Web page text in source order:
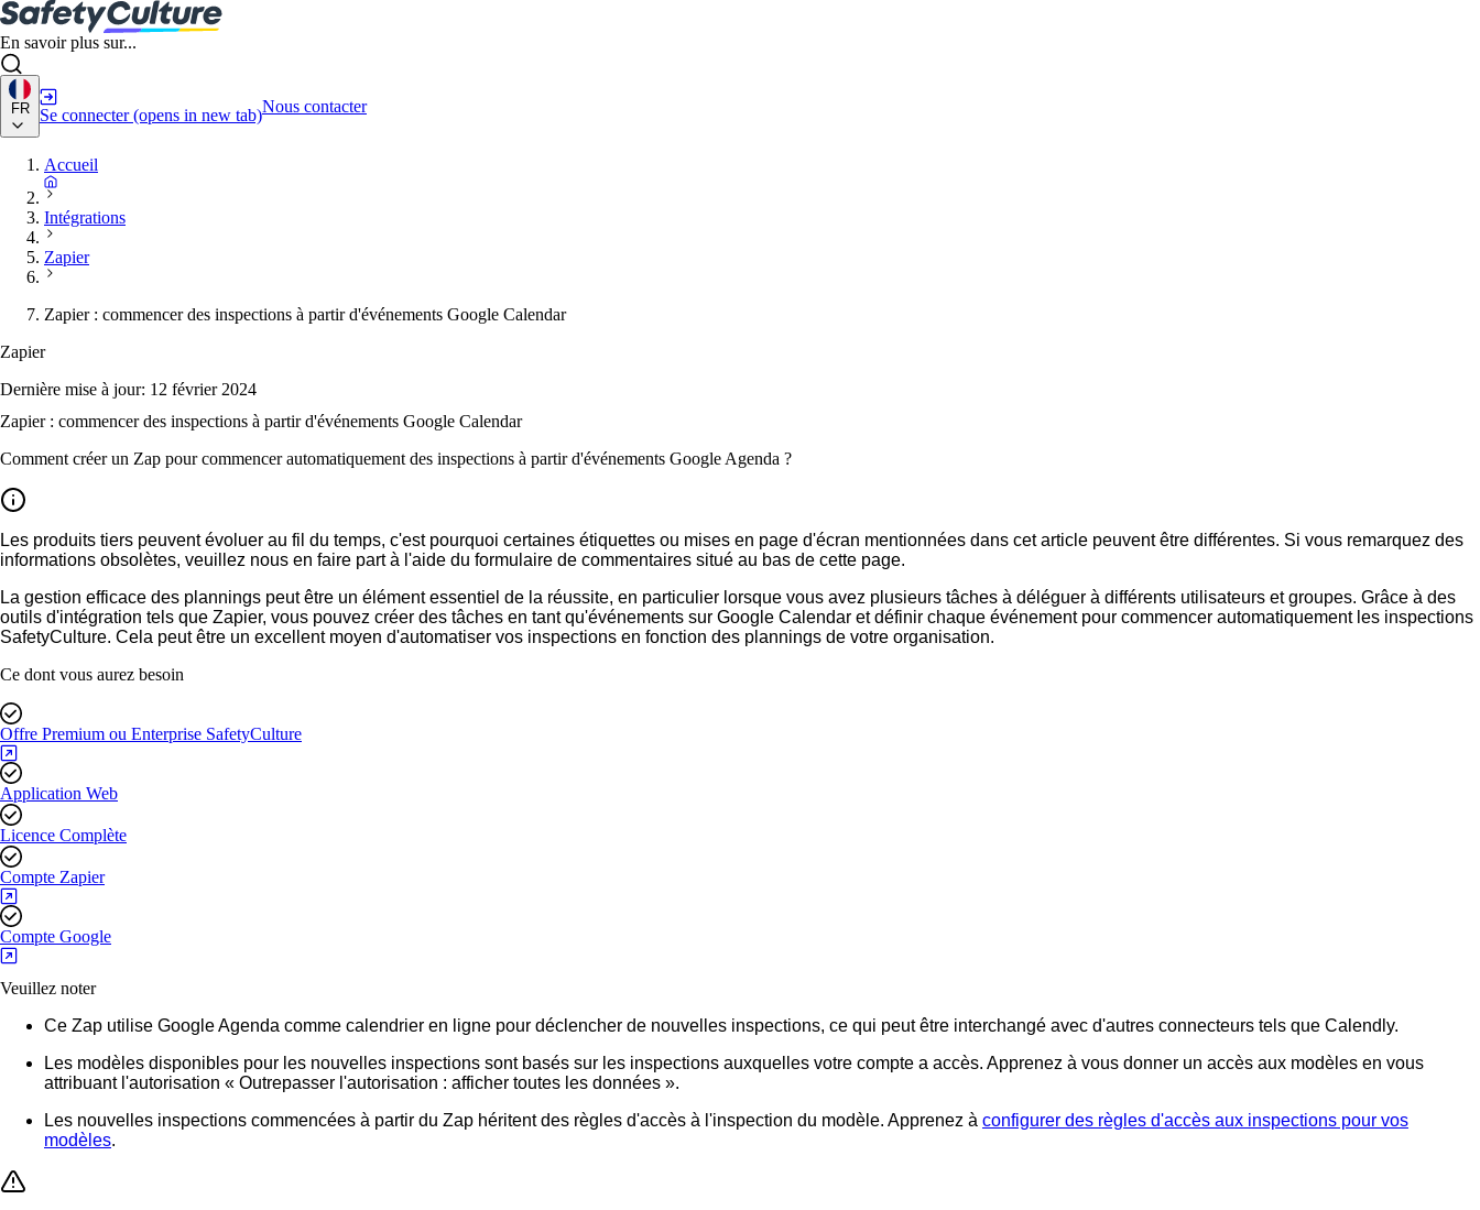
En savoir plus sur...
FR Se connecter (opens in new tab)Nous contacter
Accueil
Intégrations
Zapier
Zapier : commencer des inspections à partir d'événements Google Calendar
Zapier
Dernière mise à jour: 12 février 2024
Zapier : commencer des inspections à partir d'événements Google Calendar
Comment créer un Zap pour commencer automatiquement des inspections à partir d'événements Google Agenda ?
Les produits tiers peuvent évoluer au fil du temps, c'est pourquoi certaines étiquettes ou mises en page d'écran mentionnées dans cet article peuvent être différentes. Si vous remarquez des
informations obsolètes, veuillez nous en faire part à l'aide du formulaire de commentaires situé au bas de cette page.
La gestion efficace des plannings peut être un élément essentiel de la réussite, en particulier lorsque vous avez plusieurs tâches à déléguer à différents utilisateurs et groupes. Grâce à des
outils d'intégration tels que Zapier, vous pouvez créer des tâches en tant qu'événements sur Google Calendar et définir chaque événement pour commencer automatiquement les inspections
SafetyCulture. Cela peut être un excellent moyen d'automatiser vos inspections en fonction des plannings de votre organisation.
Ce dont vous aurez besoin
Offre Premium ou Enterprise SafetyCulture
Application Web
Licence Complète
Compte Zapier
Compte Google
Veuillez noter
Ce Zap utilise Google Agenda comme calendrier en ligne pour déclencher de nouvelles inspections, ce qui peut être interchangé avec d'autres connecteurs tels que Calendly.
Les modèles disponibles pour les nouvelles inspections sont basés sur les inspections auxquelles votre compte a accès. Apprenez à vous donner un accès aux modèles en vous
attribuant l'autorisation « Outrepasser l'autorisation : afficher toutes les données ».
Les nouvelles inspections commencées à partir du Zap héritent des règles d'accès à l'inspection du modèle. Apprenez à configurer des règles d'accès aux inspections pour vos
modèles.